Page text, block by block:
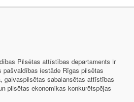
Pilsētas attīstības departaments ir
iestāde Rīgas pilsētas
galvaspilsētas sabalansētas attīstības
pilsētas ekonomikas konkurētspējas